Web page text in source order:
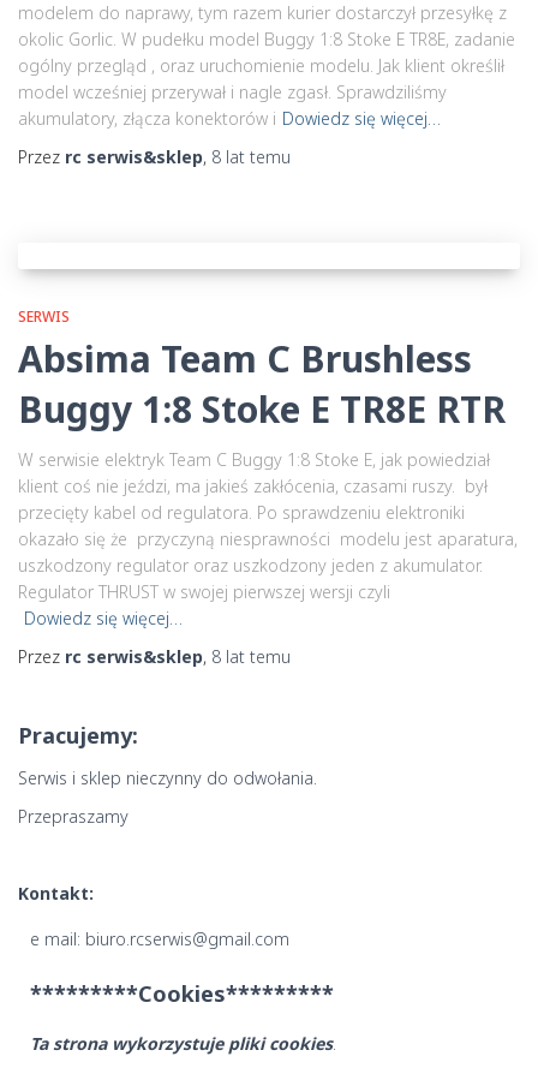
modelem do naprawy, tym razem kurier dostarczył przesyłkę z
okolic Gorlic. W pudełku model Buggy 1:8 Stoke E TR8E, zadanie
ogólny przegląd , oraz uruchomienie modelu. Jak klient określił
model wcześniej przerywał i nagle zgasł. Sprawdziliśmy
akumulatory, złącza konektorów i Dowiedz się więcej…
Przez rc serwis&sklep, 8 lat temu
SERWIS
Absima Team C Brushless
Buggy 1:8 Stoke E TR8E RTR
W serwisie elektryk Team C Buggy 1:8 Stoke E, jak powiedział
klient coś nie jeździ, ma jakieś zakłócenia, czasami ruszy. był
przecięty kabel od regulatora. Po sprawdzeniu elektroniki
okazało się że przyczyną niesprawności modelu jest aparatura,
uszkodzony regulator oraz uszkodzony jeden z akumulator.
Regulator THRUST w swojej pierwszej wersji czyli
Dowiedz się więcej…
Przez rc serwis&sklep, 8 lat temu
Pracujemy:
Serwis i sklep nieczynny do odwołania.
Przepraszamy
Kontakt:
e mail: biuro.rcserwis@gmail.com
*********Cookies*********
Ta strona wykorzystuje pliki cookies.